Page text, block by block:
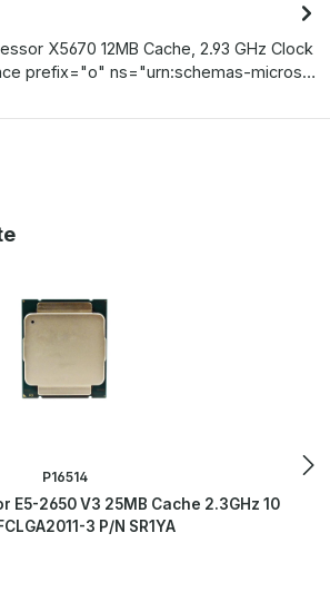
X5670 12MB Cache, 2.93 GHz Clock
prefix="o" ns="urn:schemas-micros…
P16514
E5-2650 V3 25MB Cache 2.3GHz 10
3 P/N SR1YA